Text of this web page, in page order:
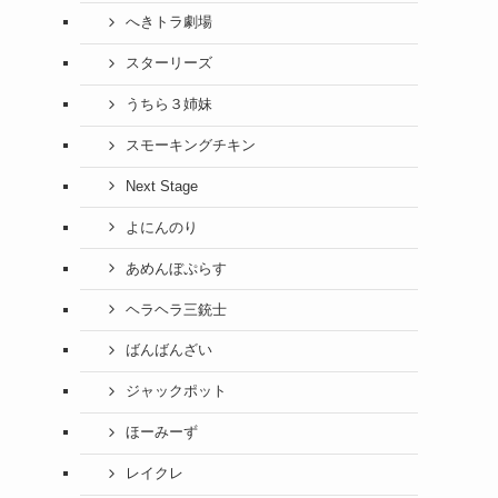
へきトラ劇場
スターリーズ
うちら３姉妹
スモーキングチキン
Next Stage
よにんのり
あめんぼぷらす
ヘラヘラ三銃士
ばんばんざい
ジャックポット
ほーみーず
レイクレ